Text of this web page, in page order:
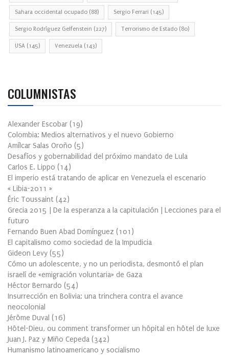
Sahara occidental ocupado (88) Sergio Ferrari (145)
Sergio Rodríguez Gelfenstein (227) Terrorismo de Estado (80)
USA (145) Venezuela (143)
COLUMNISTAS
Alexander Escobar (19)
Colombia: Medios alternativos y el nuevo Gobierno
Amílcar Salas Oroño (5)
Desafíos y gobernabilidad del próximo mandato de Lula
Carlos E. Lippo (14)
El imperio está tratando de aplicar en Venezuela el escenario
« Libia-2011 »
Éric Toussaint (42)
Grecia 2015 | De la esperanza a la capitulación | Lecciones para el
futuro
Fernando Buen Abad Domínguez (101 )
El capitalismo como sociedad de la Impudicia
Gideon Levy (55)
Cómo un adolescente, y no un periodista, desmontó el plan
israelí de «emigración voluntaria» de Gaza
Héctor Bernardo (54)
Insurrección en Bolivia: una trinchera contra el avance
neocolonial
Jérôme Duval (16)
Hôtel-Dieu, ou comment transformer un hôpital en hôtel de luxe
Juan J. Paz y Miño Cepeda (342)
Humanismo latinoamericano y socialismo